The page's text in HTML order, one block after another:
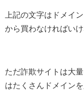
上記の文字はドメイ
から買わなければい
ただ詐欺サイトは大
はたくさんドメイン